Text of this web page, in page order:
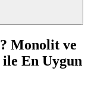
Monolit ve
ile En Uygun